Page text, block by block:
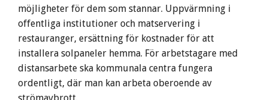
möjligheter för dem som stannar. Uppvärmning i
offentliga institutioner och matservering i
restauranger, ersättning för kostnader för att
installera solpaneler hemma. För arbetstagare med
distansarbete ska kommunala centra fungera
ordentligt, där man kan arbeta oberoende av
strömavbrott.